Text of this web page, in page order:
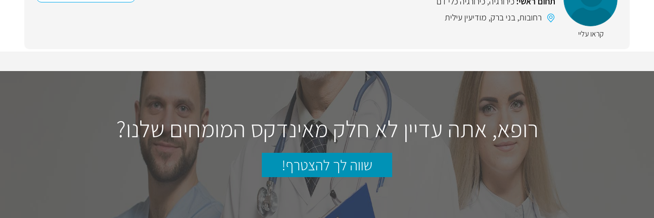
קראו עליי
רחובות, בני ברק, מודיעין עילית
רופא, אתה עדיין לא חלק מאינדקס המומחים שלנו?
שווה לך להצטרף!